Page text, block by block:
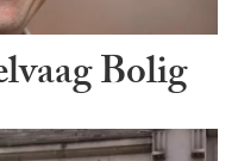
Bolig